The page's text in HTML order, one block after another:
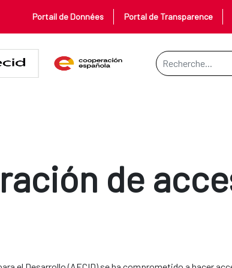
Portail de Données Portal de Transparence
Barre de
de